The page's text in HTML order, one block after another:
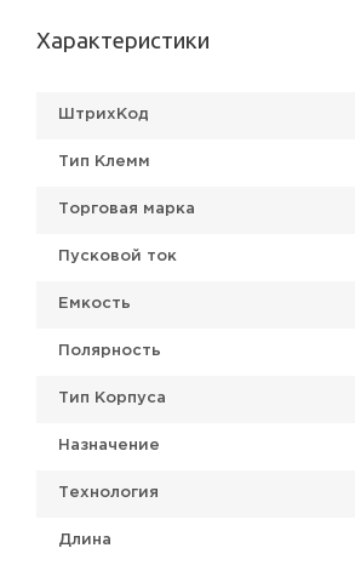
Характеристики
ШтрихКод
Тип Клемм
Торговая марка
Пусковой ток
Емкость
Полярность
Тип Корпуса
Назначение
Технология
Длина